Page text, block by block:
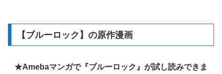
【ブルーロック】の原作漫画
★Amebaマンガで『ブルーロック』が試し読みできま